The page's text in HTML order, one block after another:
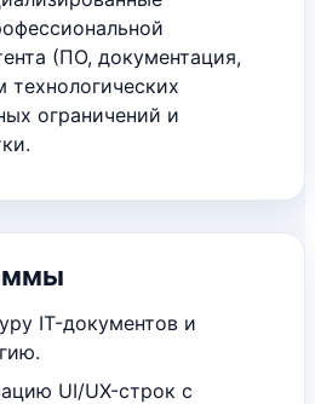
(ПО, документация,
технологических
ограничений и
IT-документов и
UI/UX-строк с